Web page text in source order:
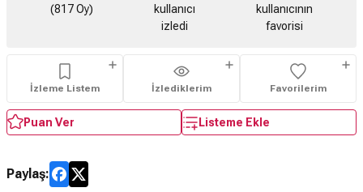
(817 Oy)
kullanıcı
izledi
kullanıcının
favorisi
İzleme Listem İzlediklerim Favorilerim
Puan Ver Listeme Ekle
Paylaş: